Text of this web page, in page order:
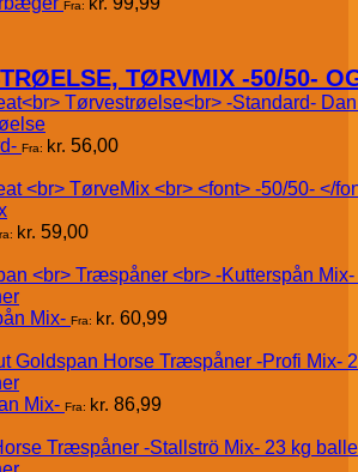
Fra:
TØRVMIX -50/50-
Fra: kr. 56,00
kr. 59,00
Mix- Fra: kr. 60,99
Mix- Fra: kr. 86,99